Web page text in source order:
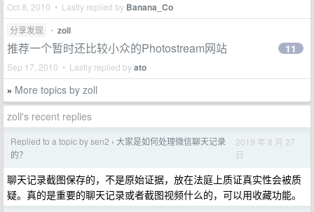
Oct 8, 2010 • Lastly replied by Banana_Co
分享发现 • zoll
推荐一个暂时还比较小众的Photostream网站
Sep 17, 2010 • Lastly replied byato
11
» More topics by zoll
zoll's recent replies
Replied to a topic by sen2 › 大家是如何处理微信聊天记录
的？
2019 年 8 月 27
日
聊天记录截图保存的，不是原始证据，放在法庭上质证真实性会被质
疑。真的是重要的聊天记录或者截图视频什么的，可以用收藏功能。